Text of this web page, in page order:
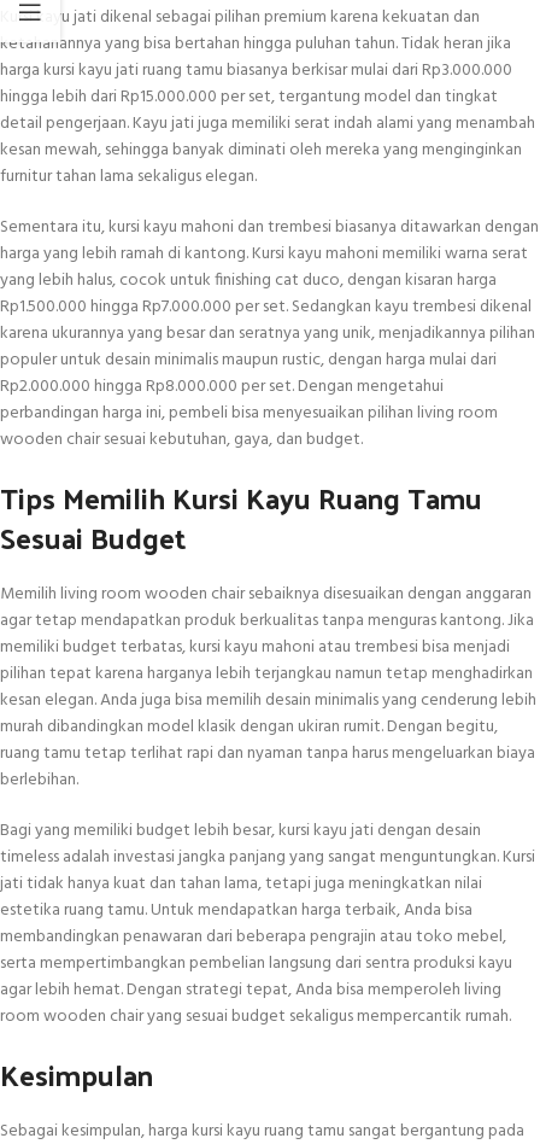
Kursi kayu jati dikenal sebagai pilihan premium karena kekuatan dan
ketahanannya yang bisa bertahan hingga puluhan tahun. Tidak heran jika
harga kursi kayu jati ruang tamu biasanya berkisar mulai dari Rp3.000.000
hingga lebih dari Rp15.000.000 per set, tergantung model dan tingkat
detail pengerjaan. Kayu jati juga memiliki serat indah alami yang menambah
kesan mewah, sehingga banyak diminati oleh mereka yang menginginkan
furnitur tahan lama sekaligus elegan.
Sementara itu, kursi kayu mahoni dan trembesi biasanya ditawarkan dengan
harga yang lebih ramah di kantong. Kursi kayu mahoni memiliki warna serat
yang lebih halus, cocok untuk finishing cat duco, dengan kisaran harga
Rp1.500.000 hingga Rp7.000.000 per set. Sedangkan kayu trembesi dikenal
karena ukurannya yang besar dan seratnya yang unik, menjadikannya pilihan
populer untuk desain minimalis maupun rustic, dengan harga mulai dari
Rp2.000.000 hingga Rp8.000.000 per set. Dengan mengetahui
perbandingan harga ini, pembeli bisa menyesuaikan pilihan living room
wooden chair sesuai kebutuhan, gaya, dan budget.
Tips Memilih Kursi Kayu Ruang Tamu
Sesuai Budget
Memilih living room wooden chair sebaiknya disesuaikan dengan anggaran
agar tetap mendapatkan produk berkualitas tanpa menguras kantong. Jika
memiliki budget terbatas, kursi kayu mahoni atau trembesi bisa menjadi
pilihan tepat karena harganya lebih terjangkau namun tetap menghadirkan
kesan elegan. Anda juga bisa memilih desain minimalis yang cenderung lebih
murah dibandingkan model klasik dengan ukiran rumit. Dengan begitu,
ruang tamu tetap terlihat rapi dan nyaman tanpa harus mengeluarkan biaya
berlebihan.
Bagi yang memiliki budget lebih besar, kursi kayu jati dengan desain
timeless adalah investasi jangka panjang yang sangat menguntungkan. Kursi
jati tidak hanya kuat dan tahan lama, tetapi juga meningkatkan nilai
estetika ruang tamu. Untuk mendapatkan harga terbaik, Anda bisa
membandingkan penawaran dari beberapa pengrajin atau toko mebel,
serta mempertimbangkan pembelian langsung dari sentra produksi kayu
agar lebih hemat. Dengan strategi tepat, Anda bisa memperoleh living
room wooden chair yang sesuai budget sekaligus mempercantik rumah.
Kesimpulan
Sebagai kesimpulan, harga kursi kayu ruang tamu sangat bergantung pada